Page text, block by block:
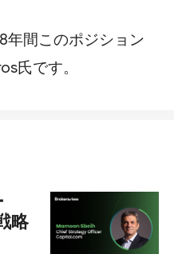
年間このポジション
氏です。
略